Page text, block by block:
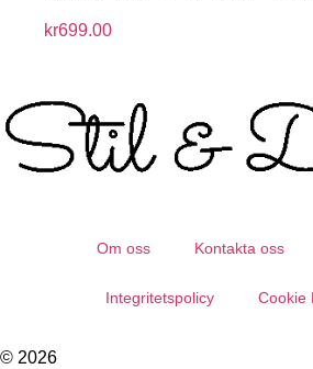
kr699.00
Om oss Kontakta oss
Integritetspolicy Cookie
© 2026